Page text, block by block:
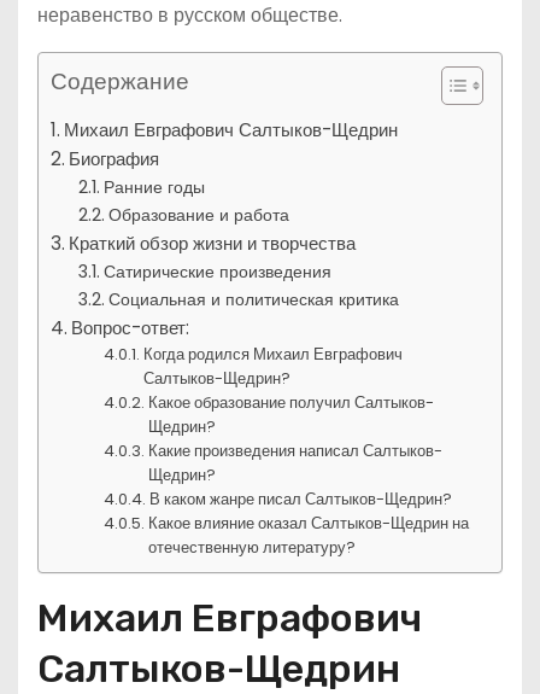
неравенство в русском обществе.
Содержание
Михаил Евграфович Салтыков-Щедрин
Биография
Ранние годы
Образование и работа
Краткий обзор жизни и творчества
Сатирические произведения
Социальная и политическая критика
Вопрос-ответ:
Когда родился Михаил Евграфович
Салтыков-Щедрин?
Какое образование получил Салтыков-
Щедрин?
Какие произведения написал Салтыков-
Щедрин?
В каком жанре писал Салтыков-Щедрин?
Какое влияние оказал Салтыков-Щедрин на
отечественную литературу?
Михаил Евграфович
Салтыков-Щедрин